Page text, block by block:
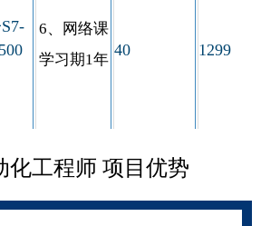
6、网络课
学习期1年
40 1299
化工程师 项目优势